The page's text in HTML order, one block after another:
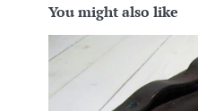
You might also like